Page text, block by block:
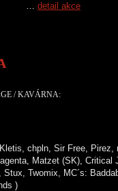
… detail akce
/ KAVÁRNA:
chpln, Sir Free, Pirez,
Matzet (SK), Critical
Twomix, MC´s:
)